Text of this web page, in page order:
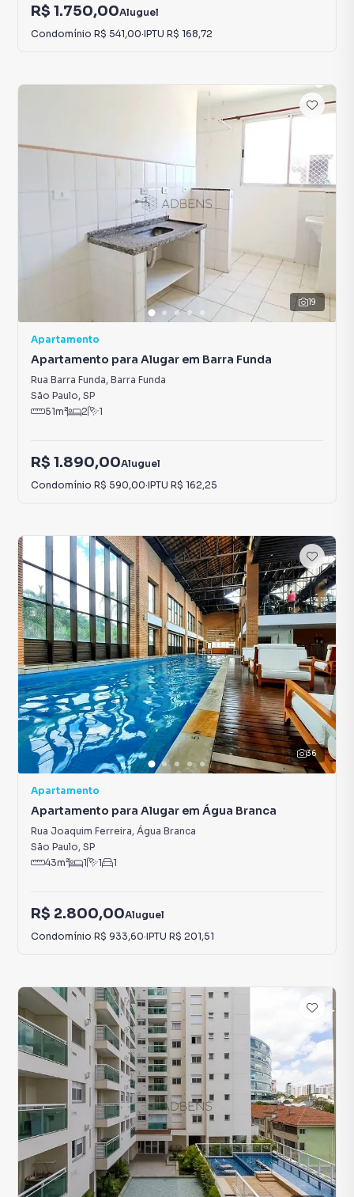
R$ 1.750,00Aluguel
Condomínio R$ 541,00·IPTU R$ 168,72
19
Apartamento
Apartamento para Alugar em Barra Funda
Rua Barra Funda, Barra Funda
São Paulo, SP
51m² 2 1
R$ 1.890,00Aluguel
Condomínio R$ 590,00·IPTU R$ 162,25
36
Apartamento
Apartamento para Alugar em Água Branca
Rua Joaquim Ferreira, Água Branca
São Paulo, SP
43m² 1 1 1
R$ 2.800,00Aluguel
Condomínio R$ 933,60·IPTU R$ 201,51